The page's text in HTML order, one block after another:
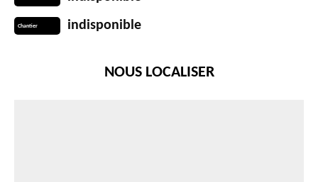
Chantier indisponible
NOUS LOCALISER